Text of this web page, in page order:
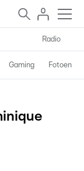
Radio
Gaming Fotoen